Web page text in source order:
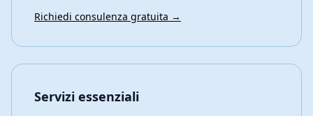
Richiedi consulenza gratuita →
Servizi essenziali